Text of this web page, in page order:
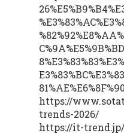
https://
trends-2026/
https://it-